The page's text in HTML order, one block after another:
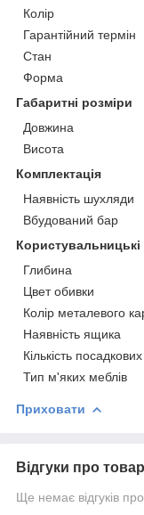
Колір
Гарантійний термін
Стан
Форма
Габаритні розміри
Довжина
Висота
Комплектація
Наявність шухляди
Вбудований бар
Користувальницькі
Глибина
Цвет обивки
Колір металевого
Наявність ящика
Кількість
Тип м'яких меблів
Приховати
Відгуки про товар
Ще немає відгуків